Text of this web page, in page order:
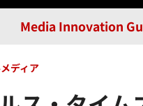
Media Innovation
メディア テク
ディア